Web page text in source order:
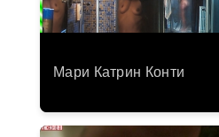
Мари Катрин Конти